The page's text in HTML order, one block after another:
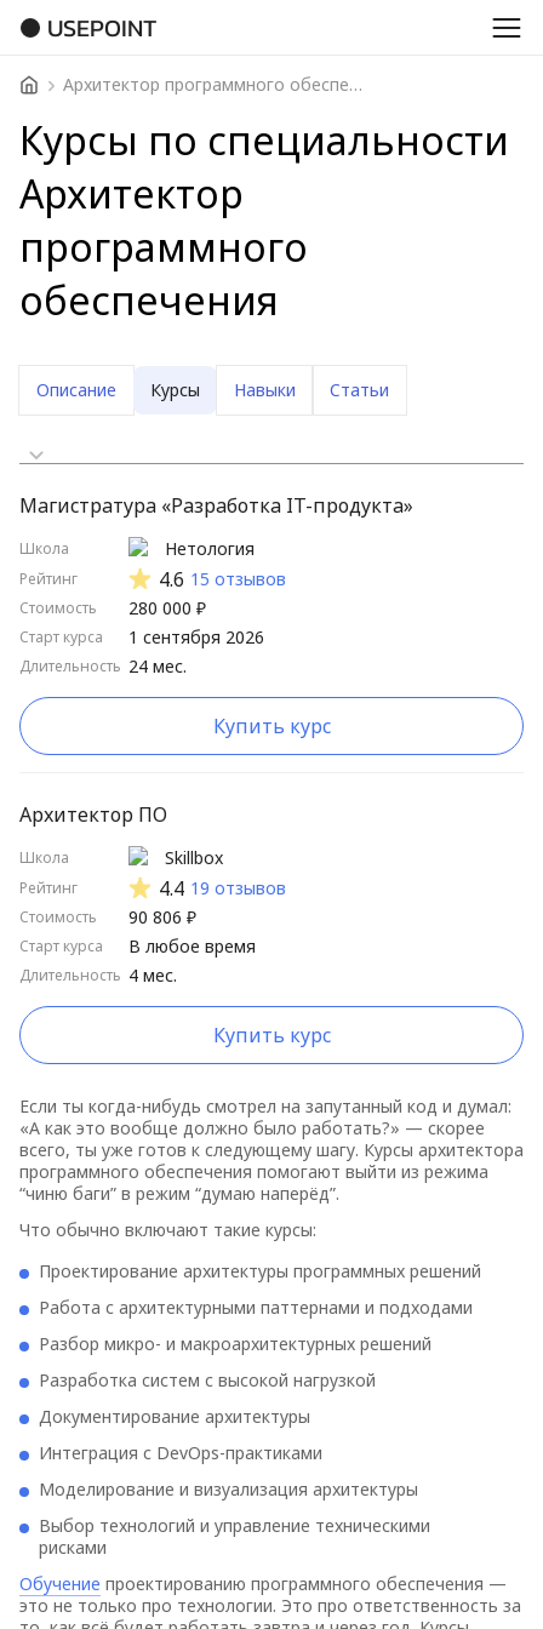
USEPOINT
Архитектор программного обеспечения
Курсы по специальности
Архитектор
программного
обеспечения
Описание Курсы Навыки Статьи
Сначала дорогие
Стартуют скоро
Школы от А до Я
Длительные курсы сначала
Короткие курсы сначала
Высокий рейтинг
Низкий рейтинг
Магистратура «Разработка IT-продукта»
Школа
Рейтинг
Стоимость
Старт курса
Длительность
Нетология
4.6 15 отзывов
280 000 ₽
24 мес.
1 сентября 2026
Купить курс
Архитектор ПО
Школа
Рейтинг
Стоимость
Старт курса
Длительность
Skillbox
4.4 19 отзывов
90 806 ₽
4 мес.
В любое время
Купить курс
Если ты когда-нибудь смотрел на запутанный код и думал:
«А как это вообще должно было работать?» — скорее
всего, ты уже готов к следующему шагу. Курсы архитектора
программного обеспечения помогают выйти из режима
“чиню баги” в режим “думаю наперёд”.
Что обычно включают такие курсы:
Проектирование архитектуры программных решений
Работа с архитектурными паттернами и подходами
Разбор микро- и макроархитектурных решений
Разработка систем с высокой нагрузкой
Документирование архитектуры
Интеграция с DevOps-практиками
Моделирование и визуализация архитектуры
Выбор технологий и управление техническими
рисками
Обучение проектированию программного обеспечения —
это не только про технологии. Это про ответственность за